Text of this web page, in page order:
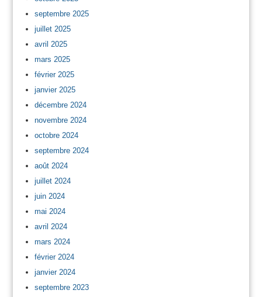
septembre 2025
juillet 2025
avril 2025
mars 2025
février 2025
janvier 2025
décembre 2024
novembre 2024
octobre 2024
septembre 2024
août 2024
juillet 2024
juin 2024
mai 2024
avril 2024
mars 2024
février 2024
janvier 2024
septembre 2023